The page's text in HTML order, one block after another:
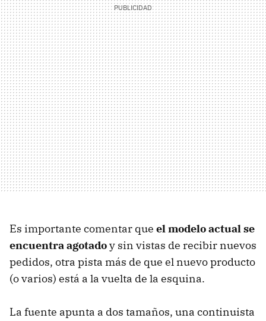
Es importante comentar que el modelo actual se
encuentra agotadoy sin vistas de recibir nuevos
pedidos, otra pista más de que el nuevo producto
(o varios) está a la vuelta de la esquina.
La fuente apunta a dos tamaños, una continuista